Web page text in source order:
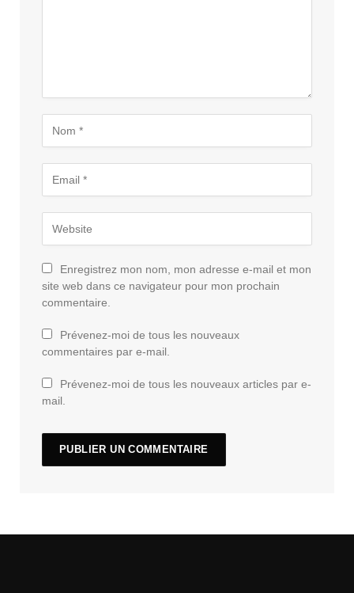
Enregistrez mon nom, mon adresse e-mail et mon
site web dans ce navigateur pour mon prochain
commentaire.
Prévenez-moi de tous les nouveaux
commentaires par e-mail.
Prévenez-moi de tous les nouveaux articles par e-
mail.